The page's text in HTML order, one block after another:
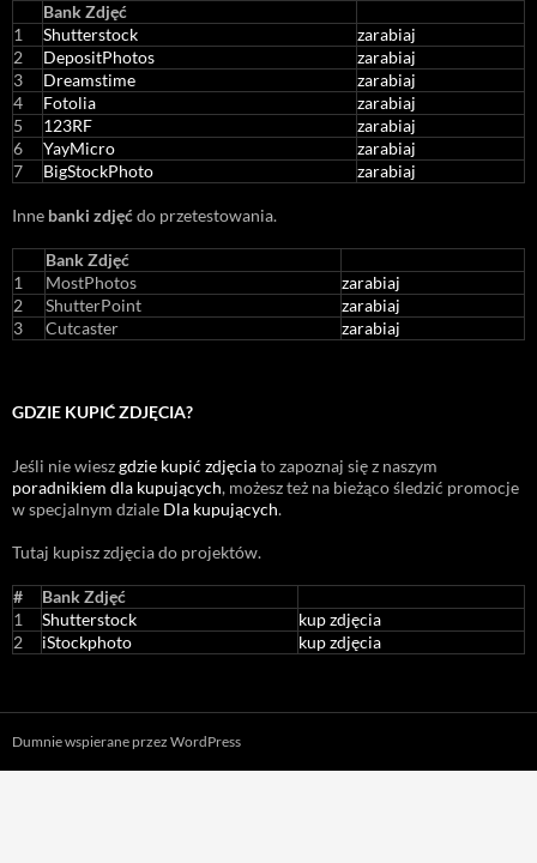
Bank Zdjęć
1
Shutterstock
zarabiaj
2
DepositPhotos
zarabiaj
3
Dreamstime
zarabiaj
4
Fotolia
zarabiaj
5
123RF
zarabiaj
6
YayMicro
zarabiaj
7
BigStockPhoto zarabiaj
Inne banki zdjęćdo przetestowania.
Bank Zdjęć
1
MostPhotos
zarabiaj
2
ShutterPoint
zarabiaj
3
Cutcaster zarabiaj
GDZIE KUPIĆ ZDJĘCIA?
Jeśli nie wieszgdzie kupić zdjęciato zapoznaj się z naszym
poradnikiem dla kupujących, możesz też na bieżąco śledzić promocje
w specjalnym dziale Dla kupujących.
Tutaj kupisz zdjęcia do projektów.
#
Bank Zdjęć
1
Shutterstock
kup zdjęcia
2
iStockphoto kup zdjęcia
Dumnie wspierane przez WordPress